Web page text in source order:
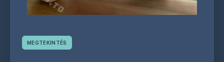
MEGTEKINTÉS